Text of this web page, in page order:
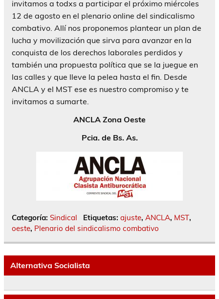
invitamos a todxs a participar el próximo miércoles
12 de agosto en el plenario online del sindicalismo
combativo. Allí nos proponemos plantear un plan de
lucha y movilización que sirva para avanzar en la
conquista de los derechos laborales perdidos y
también una propuesta política que se la juegue en
las calles y que lleve la pelea hasta el fin. Desde
ANCLA y el MST ese es nuestro compromiso y te
invitamos a sumarte.
ANCLA Zona Oeste
Pcia. de Bs. As.
Categoría: Sindical Etiquetas: ajuste, ANCLA, MST,
oeste, Plenario del sindicalismo combativo
Alternativa Socialista